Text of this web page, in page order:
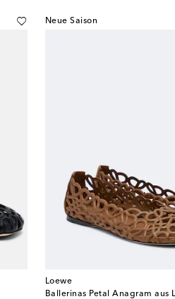
Neue Saison
Loewe
Ballerinas Petal Anagram aus